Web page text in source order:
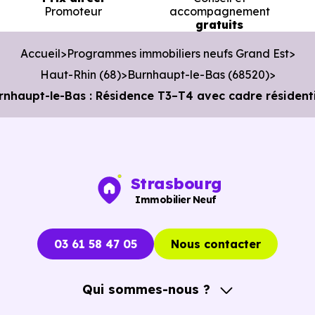
en voiture ou à 2.9 km, soit 35 min à pied.
en voiture ou à 677 m, soit 8 min à pied
Promoteur
accompagnement
gratuits
Accueil Programmes immobiliers neufs Grand Est
Haut-Rhin (68) Burnhaupt-le-Bas (68520)
le-Bas : Résidence T3–T4 avec cadre
Strasbourg
Immobilier Neuf
03 61 58 47 05 Nous contacter
Qui sommes-nous ?